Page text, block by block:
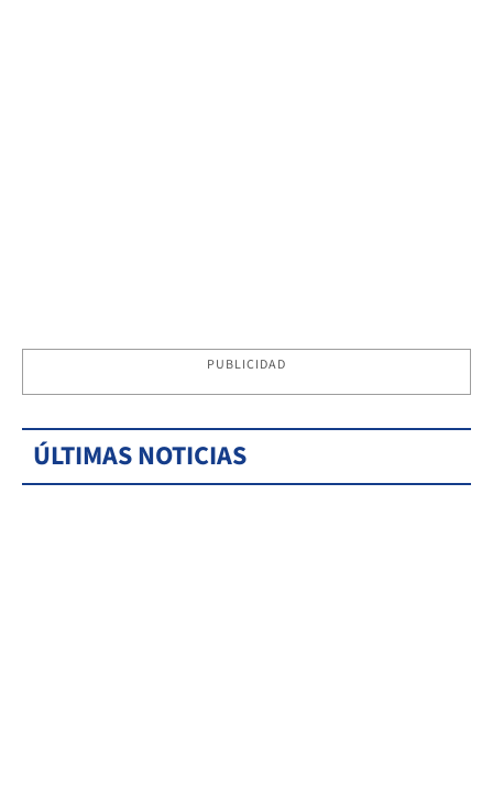
PUBLICIDAD
ÚLTIMAS NOTICIAS